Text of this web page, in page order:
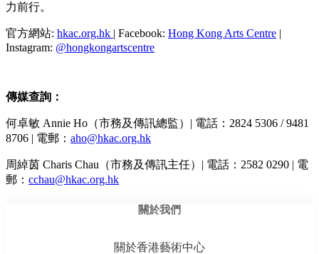
力前行。
官方網站: hkac.org.hk | Facebook: Hong Kong Arts Centre |
Instagram: @hongkongartscentre
傳媒查詢：
何卓敏 Annie Ho（市務及傳訊總監）| 電話：2824 5306 / 9481
8706 | 電郵： aho@hkac.org.hk
周綽茵 Charis Chau（市務及傳訊主任）| 電話：2582 0290 | 電
郵： cchau@hkac.org.hk
關於我們
關於香港藝術中心